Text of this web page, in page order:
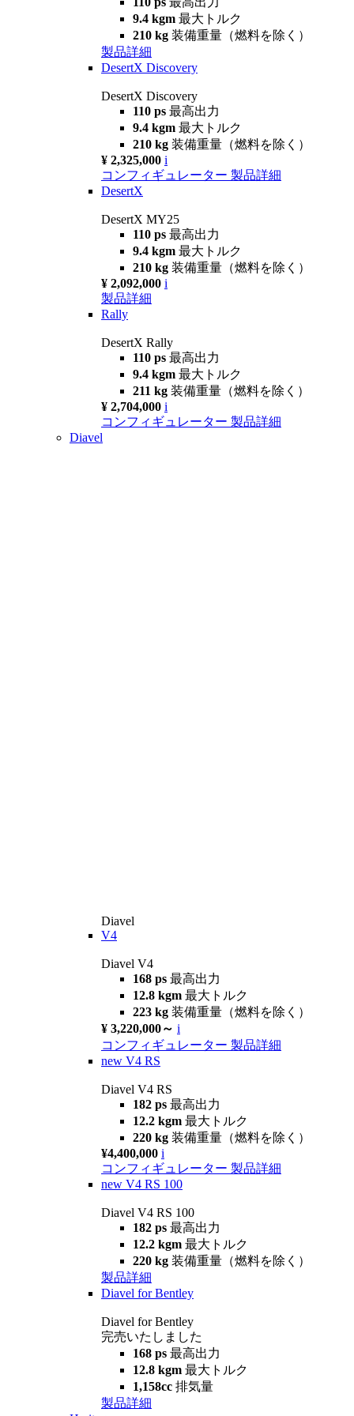
9.4 kgm 最大トルク
210 kg 装備重量（燃料を除く）
製品詳細
DesertX Discovery
DesertX Discovery
110 ps 最高出力
9.4 kgm 最大トルク
210 kg 装備重量（燃料を除く）
¥ 2,325,000 i
コンフィギュレーター 製品詳細
DesertX
DesertX MY25
110 ps 最高出力
9.4 kgm 最大トルク
210 kg 装備重量（燃料を除く）
¥ 2,092,000 i
製品詳細
Rally
DesertX Rally
110 ps 最高出力
9.4 kgm 最大トルク
211 kg 装備重量（燃料を除く）
¥ 2,704,000 i
コンフィギュレーター 製品詳細
Diavel
Diavel
V4
Diavel V4
168 ps 最高出力
12.8 kgm 最大トルク
223 kg 装備重量（燃料を除く）
¥ 3,220,000～ i
コンフィギュレーター 製品詳細
new V4 RS
Diavel V4 RS
182 ps 最高出力
12.2 kgm 最大トルク
220 kg 装備重量（燃料を除く）
¥4,400,000 i
コンフィギュレーター 製品詳細
new V4 RS 100
Diavel V4 RS 100
182 ps 最高出力
12.2 kgm 最大トルク
220 kg 装備重量（燃料を除く）
製品詳細
Diavel for Bentley
Diavel for Bentley
完売いたしました
168 ps 最高出力
12.8 kgm 最大トルク
1,158cc 排気量
製品詳細